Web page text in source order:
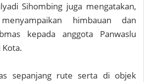
Sihombing juga mengatakan,
himbauan dan
kepada anggota Panwaslu
sepanjang rute serta di objek